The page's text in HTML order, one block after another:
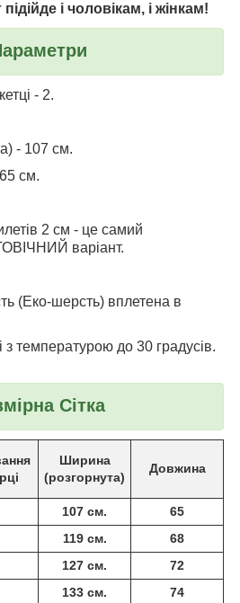
і чоловікам, і жінкам!
- 2.
- 107 см.
см.
2 см - це самий
варіант.
(Еко-шерсть) вплетена в
температурою до 30 градусів.
Сітка
Ширина
(розгорнута)
Довжина
107 см.
65
119 см.
68
127 см.
72
133 см.
74